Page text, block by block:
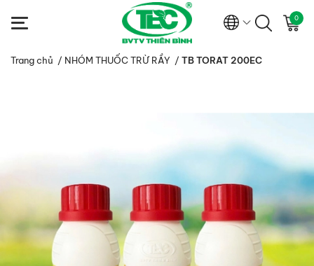
0
Trang chủ / NHÓM THUỐC TRỪ RẦY / TB TORAT 200EC